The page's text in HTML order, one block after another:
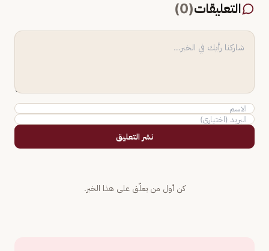
التعليقات(
0
)
نشر التعليق
كن أول من يعلّق على هذا الخبر.